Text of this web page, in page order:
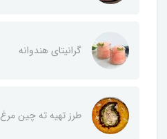
گرانیتای هندوانه
طرز تهیه ته چین مرغ